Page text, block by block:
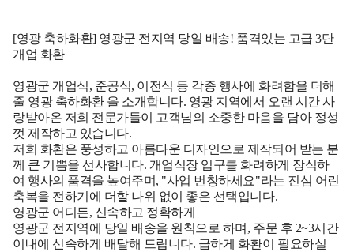
[영광 축하화환] 영광군 전지역 당일 배송! 품격있는 고급 3단
개업 화환
영광군 개업식, 준공식, 이전식 등 각종 행사에 화려함을 더해
줄 영광 축하화환 을 소개합니다. 영광 지역에서 오랜 시간 사
랑받아온 저희 전문가들이 고객님의 소중한 마음을 담아 정성
껏 제작하고 있습니다.
저희 화환은 풍성하고 아름다운 디자인으로 제작되어 받는 분
께 큰 기쁨을 선사합니다. 개업식장 입구를 화려하게 장식하
여 행사의 품격을 높여주며, "사업 번창하세요"라는 진심 어린
축복을 전하기에 더할 나위 없이 좋은 선택입니다.
영광군 어디든, 신속하고 정확하게
영광군 전지역에 당일 배송을 원칙으로 하며, 주문 후 2~3시간
이내에 신속하게 배달해 드립니다. 급하게 화환이 필요하실